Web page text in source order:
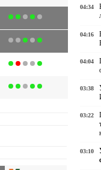
04:34
04:16
04:04
03:38
03:22
03:10